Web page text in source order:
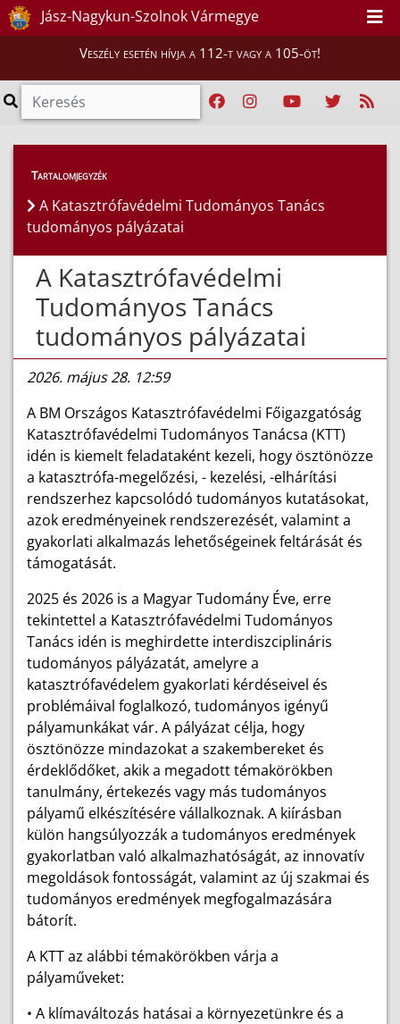
Jász-Nagykun-Szolnok Vármegye
Veszély esetén hívja a 112-t vagy a 105-öt!
Híreink > Hírek
Tartalomjegyzék
A Katasztrófavédelmi Tudományos Tanács
tudományos pályázatai
A Katasztrófavédelmi
Tudományos Tanács
tudományos pályázatai
2026. május 28. 12:59
A BM Országos Katasztrófavédelmi Főigazgatóság
Katasztrófavédelmi Tudományos Tanácsa (KTT)
idén is kiemelt feladataként kezeli, hogy ösztönözze
a katasztrófa-megelőzési, - kezelési, -elhárítási
rendszerhez kapcsolódó tudományos kutatásokat,
azok eredményeinek rendszerezését, valamint a
gyakorlati alkalmazás lehetőségeinek feltárását és
támogatását.
2025 és 2026 is a Magyar Tudomány Éve, erre
tekintettel a Katasztrófavédelmi Tudományos
Tanács idén is meghirdette interdiszciplináris
tudományos pályázatát, amelyre a
katasztrófavédelem gyakorlati kérdéseivel és
problémáival foglalkozó, tudományos igényű
pályamunkákat vár. A pályázat célja, hogy
ösztönözze mindazokat a szakembereket és
érdeklődőket, akik a megadott témakörökben
tanulmány, értekezés vagy más tudományos
pályamű elkészítésére vállalkoznak. A kiírásban
külön hangsúlyozzák a tudományos eredmények
gyakorlatban való alkalmazhatóságát, az innovatív
megoldások fontosságát, valamint az új szakmai és
tudományos eredmények megfogalmazására
bátorít.
A KTT az alábbi témakörökben várja a
pályaműveket:
• A klímaváltozás hatásai a környezetünkre és a